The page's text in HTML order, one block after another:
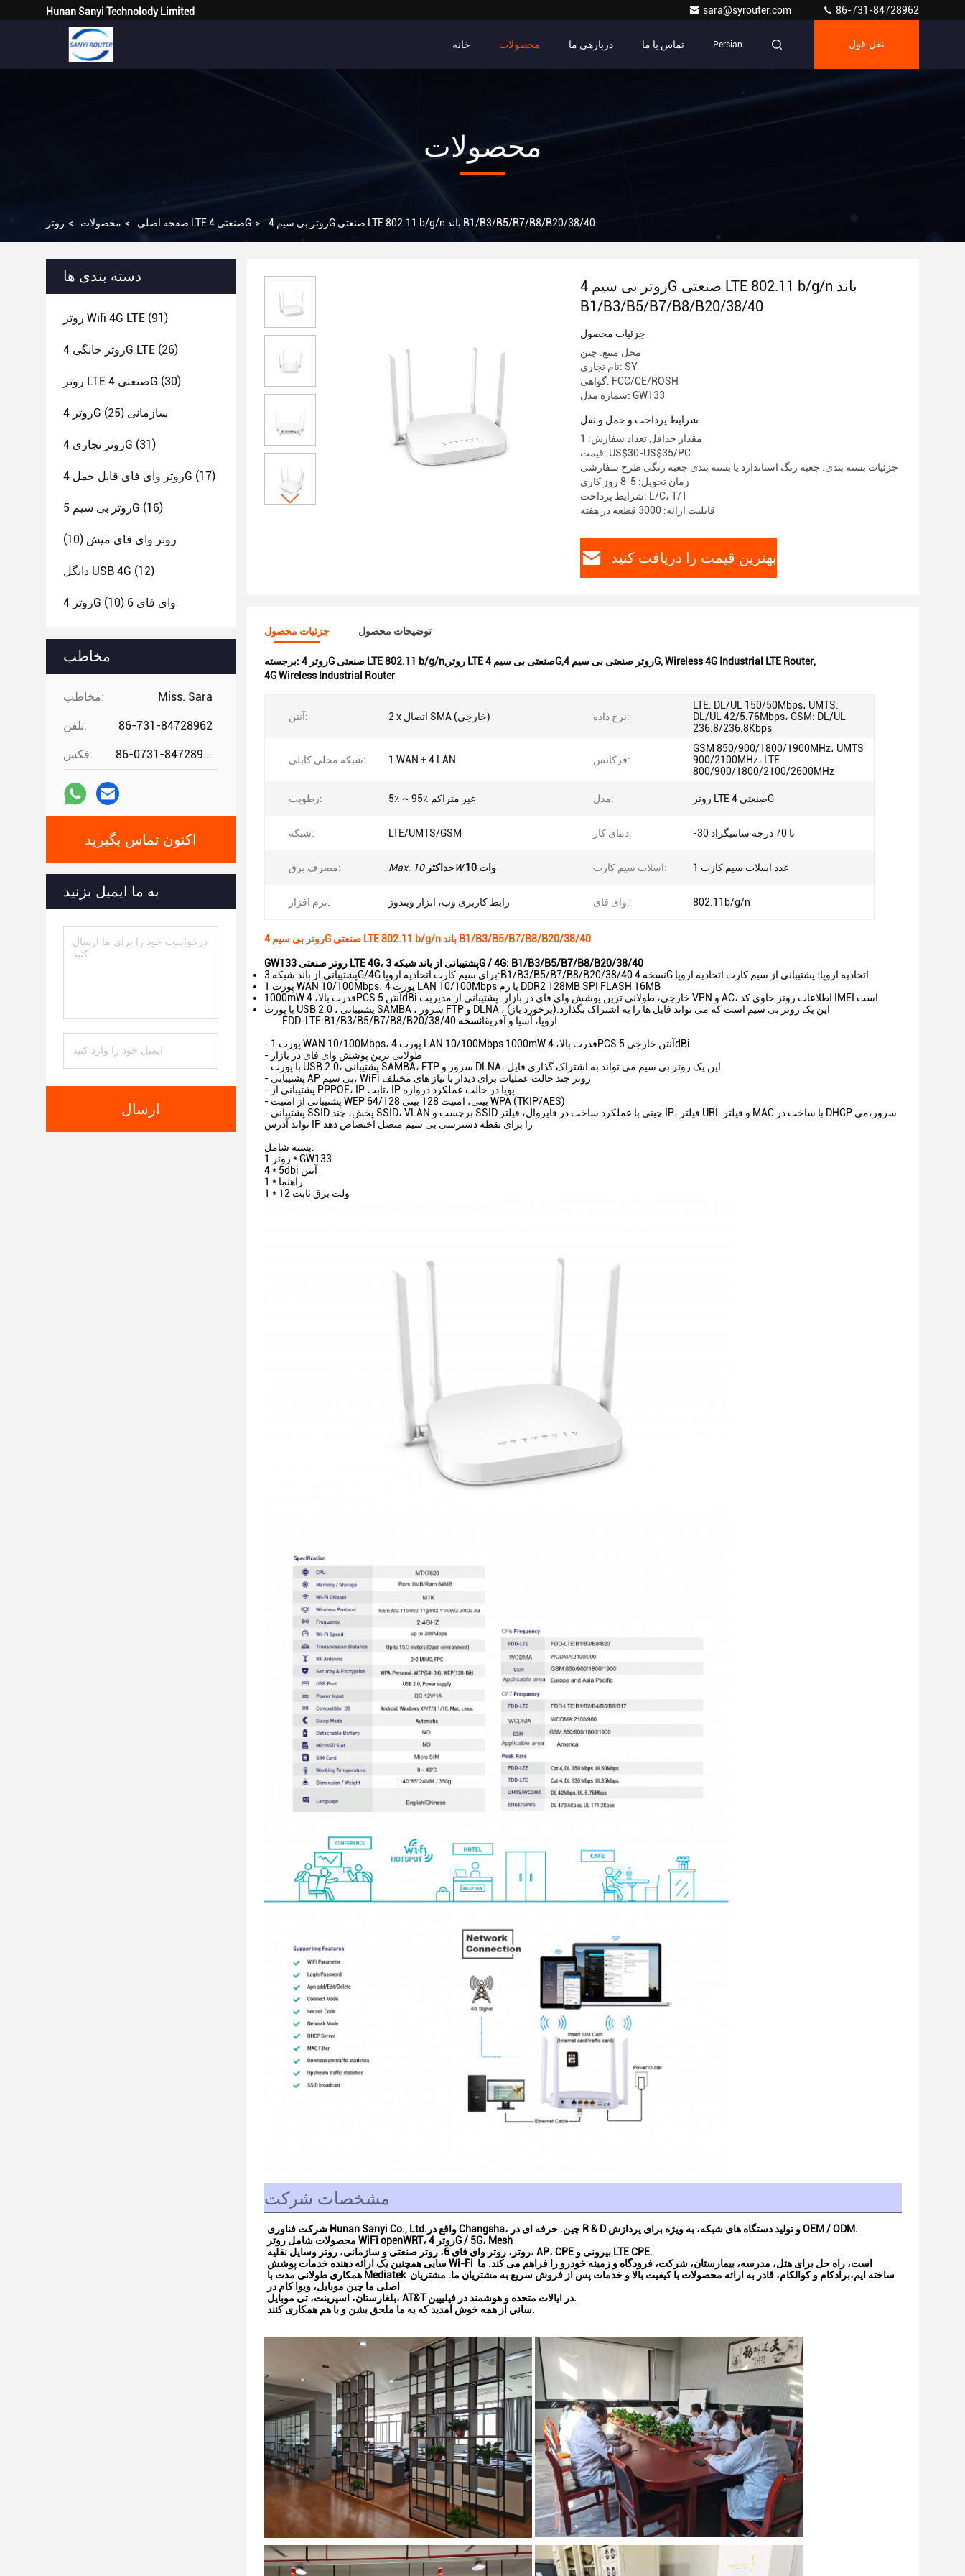
پیام بگذارید
Hunan Sanyi Technolody Limited sara@syrouter.com 86-731-84728962
خانه محصولات دربارهی ما تماس با ما Persian نقل قول
محصولات
صفحه اصلی > محصولات > روتر LTE صنعتی 4G > روتر بی سیم 4G صنعتی LTE 802.11 b/g/n باند B1/B3/B5/B7/B8/B20/38/40
دسته بندی ها
روتر Wifi 4G LTE (91)
روتر خانگی 4G LTE (26)
روتر LTE صنعتی 4G (30)
روتر 4G سازمانی (25)
روتر تجاری 4G (31)
روتر وای فای قابل حمل 4G (17)
روتر بی سیم 5G (16)
روتر وای فای میش (10)
دانگل USB 4G (12)
روتر 4G وای فای 6 (10)
مخاطب
مخاطب: Miss. Sara
تلفن: 86-731-84728962
فکس: 86-0731-84728962
اکنون تماس بگیرید
به ما ایمیل بزنید
ارسال
روتر بی سیم 4G صنعتی LTE 802.11 b/g/n باند
B1/B3/B5/B7/B8/B20/38/40
جزئیات محصول
محل منبع: چین
نام تجاری: SY
گواهی: FCC/CE/ROSH
شماره مدل: GW133
شرایط پرداخت و حمل و نقل
مقدار حداقل تعداد سفارش: 1
قیمت: US$30-US$35/PC
جزئیات بسته بندی: جعبه رنگ استاندارد یا بسته بندی جعبه رنگی طرح سفارشی
زمان تحویل: 5-8 روز کاری
شرایط پرداخت: L/C، T/T
قابلیت ارائه: 3000 قطعه در هفته
بهترین قیمت را دریافت کنید
جزئیات محصول توضیحات محصول
برجسته: روتر 4G صنعتی LTE 802.11 b/g/n,روتر LTE صنعتی بی سیم 4G,روتر صنعتی بی سیم 4G,Wireless 4G Industrial LTE Router,
4G Wireless Industrial Router
آنتن: 2 x اتصال SMA (خارجی) نرخ داده:
LTE: DL/UL 150/50Mbps، UMTS:
DL/UL 42/5.76Mbps، GSM: DL/UL
236.8/236.8Kbps
شبکه محلی کابلی: 1 WAN + 4 LAN فرکانس:
GSM 850/900/1800/1900MHz، UMTS
900/2100MHz، LTE
800/900/1800/2100/2600MHz
رطوبت: 5٪ ~ 95٪ غیر متراکم مدل: روتر LTE صنعتی 4G
شبکه: LTE/UMTS/GSM دمای کار: -30 تا 70 درجه سانتیگراد
مصرف برق: Max. حداکثر10W 10 وات اسلات سیم کارت: 1 عدد اسلات سیم کارت
نرم افزار: رابط کاربری وب، ابزار ویندوز وای فای: 802.11b/g/n
روتر بی سیم 4G صنعتی LTE 802.11 b/g/n باند B1/B3/B5/B7/B8/B20/38/40
GW133 روتر صنعتی LTE 4G، پشتیبانی از باند شبکه 3G / 4G: B1/B3/B5/B7/B8/B20/38/40
پشتیبانی از باند شبکه 3G/4G برای سیم کارت اتحادیه اروپا:B1/B3/B5/B7/B8/B20/38/40 نسخه 4G اتحادیه اروپا؛ پشتیبانی از سیم کارت اتحادیه اروپا
1 پورت WAN 10/100Mbps، 4 پورت LAN 10/100Mbps با رم DDR2 128MB SPI FLASH 16MB
1000mW قدرت بالا، 4PCS آنتن 5dBi خارجی، طولانی ترین پوشش وای فای در بازار. پشتیبانی از مدیریت VPN و AC، اطلاعات روتر حاوی کد IMEI است
با پورت USB 2.0 ، پشتیبانی SAMBA ، سرور FTP و DLNA ، این یک روتر بی سیم است که می تواند فایل ها را به اشتراک بگذارد.(برخورد باز)
FDD-LTE:B1/B3/B5/B7/B8/B20/38/40 اروپا، آسیا و آفریقانسخه
- 1 پورت WAN 10/100Mbps، 4 پورت LAN 10/100Mbps 1000mW قدرت بالا، 4PCS آنتن خارجی 5dBi
- طولانی ترین پوشش وای فای در بازار
- با پورت USB 2.0، پشتیبانی SAMBA، FTP سرور و DLNA، این یک روتر بی سیم می تواند به اشتراک گذاری فایل
- پشتیبانی AP بی سیم، WiFi روتر چند حالت عملیات برای دیدار با نیاز های مختلف
- پشتیبانی از PPPOE، IP ثابت، IP پویا در حالت عملکرد دروازه
- پشتیبانی از امنیت WEP 64/128 بیتی، امنیت 128 بیتی WPA (TKIP/AES)
- پشتیبانی SSID پخش، چند SSID، VLAN برچسب و SSID چینی با عملکرد ساخت در فایروال، فیلتر IP، فیلتر URL و فیلتر MAC با ساخت در DHCP سرور،می
تواند آدرس IP را برای نقطه دسترسی بی سیم متصل اختصاص دهد
بسته شامل:
روتر 1 * GW133
4 * 5dbi آنتن
1 * راهنما
1 * 12 ولت برق ثابت
مشخصات شرکت
شرکت فناوری Hunan Sanyi Co., Ltd. واقع در Changsha، چین. حرفه ای در R & D و تولید دستگاه های شبکه، به ویژه برای پردازش OEM / ODM.
محصولات شامل روتر WiFi openWRT، روتر 4G / 5G، Mesh
روتر، روتر وای فای 6، روتر صنعتی و سازمانی، روتر وسایل نقلیه، AP، CPE بیرونی و LTE CPE.
سایی همچنین یک ارائه دهنده خدمات پوشش Wi-Fi است، راه حل برای هتل، مدرسه، بیمارستان، شرکت، فرودگاه و زمینه خودرو را فراهم می کند. ما
همکاری طولانی مدت با Mediatek ساخته ایم،برادکام و کوالکام، قادر به ارائه محصولات با کیفیت بالا و خدمات پس از فروش سریع به مشتریان ما. مشتریان
اصلی ما چین موبایل، ویوا کام در
بلغارستان، اسپرینت، تی موبایل، AT&T در ایالات متحده و هوشمند در فیلیپین.
ساني از همه خوش آمديد که به ما ملحق بشن و با هم همکاری کنند.